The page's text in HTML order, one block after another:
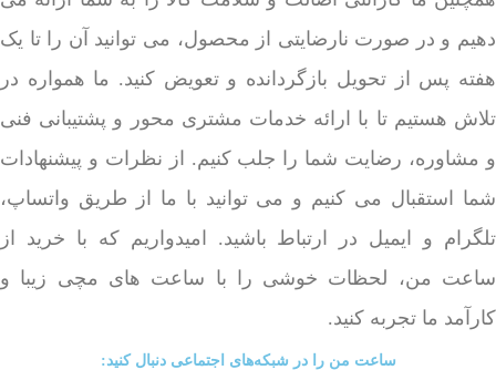
دهیم و در صورت نارضایتی از محصول، می توانید آن را تا یک
هفته پس از تحویل بازگردانده و تعویض کنید. ما همواره در
تلاش هستیم تا با ارائه خدمات مشتری محور و پشتیبانی فنی
و مشاوره، رضایت شما را جلب کنیم. از نظرات و پیشنهادات
شما استقبال می کنیم و می توانید با ما از طریق واتساپ،
تلگرام و ایمیل در ارتباط باشید. امیدواریم که با خرید از
ساعت من، لحظات خوشی را با ساعت های مچی زیبا و
کارآمد ما تجربه کنید.
ساعت من را در شبکه‌های اجتماعی دنبال کنید: